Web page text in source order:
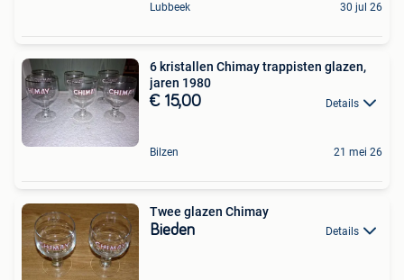
Lubbeek 30 jul 26
6 kristallen Chimay trappisten glazen,
jaren 1980
€ 15,00 Details
Bilzen 21 mei 26
Twee glazen Chimay
Bieden Details